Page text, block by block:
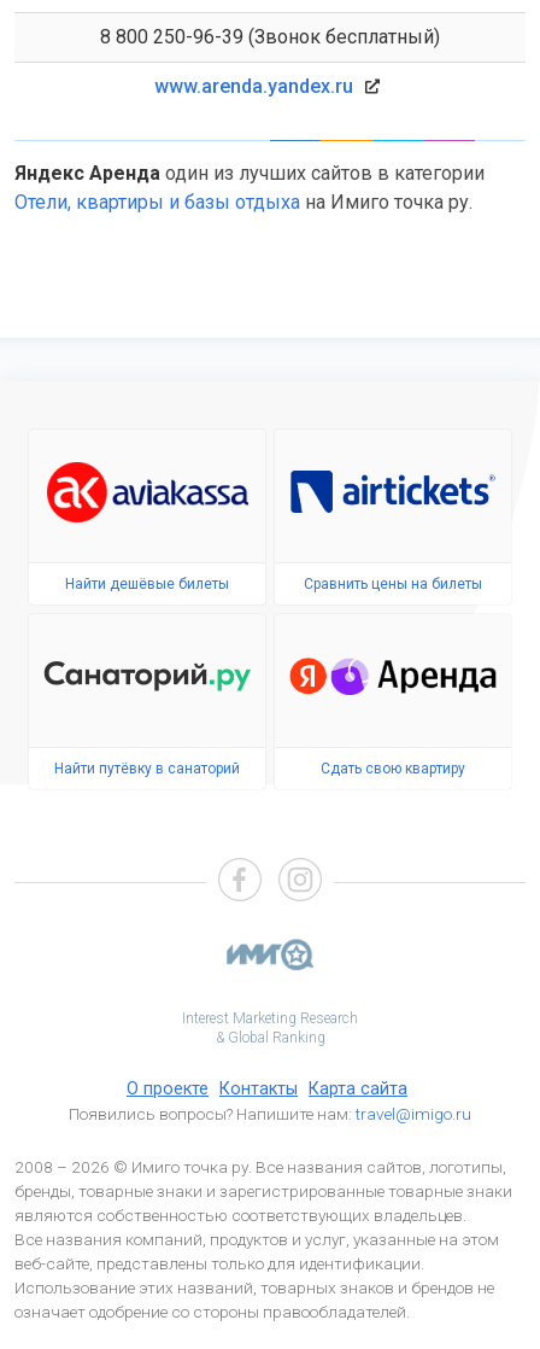
8 800 250-96-39 (Звонок бесплатный)
www.arenda.yandex.ru
Яндекс Аренда один из лучших сайтов в категории
Отели, квартиры и базы отдыха на Имиго точка ру.
Найти дешёвые билеты Сравнить цены на билеты
Найти путёвку в санаторий Сдать свою квартиру
Interest Marketing Research
& Global Ranking
О проекте Контакты Карта сайта
Появились вопросы? Напишите нам:travel@imigo.ru
2008 – 2026 © Имиго точка ру. Все названия сайтов, логотипы,
бренды, товарные знаки и зарегистрированные товарные знаки
являются собственностью соответствующих владельцев.
Все названия компаний, продуктов и услуг, указанные на этом
веб-сайте, представлены только для идентификации.
Использование этих названий, товарных знаков и брендов не
означает одобрение со стороны правообладателей.